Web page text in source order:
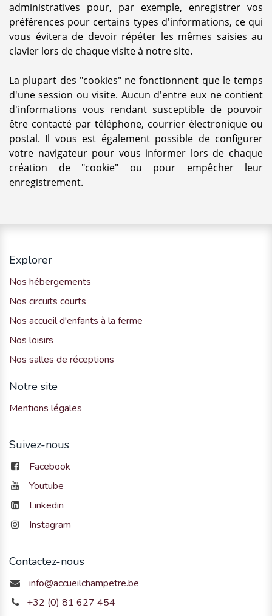
administratives pour, par exemple, enregistrer vos
préférences pour certains types d'informations, ce qui
vous évitera de devoir répéter les mêmes saisies au
clavier lors de chaque visite à notre site.
La plupart des "cookies" ne fonctionnent que le temps
d'une session ou visite. Aucun d'entre eux ne contient
d'informations vous rendant susceptible de pouvoir
être contacté par téléphone, courrier électronique ou
postal. Il vous est également possible de configurer
votre navigateur pour vous informer lors de chaque
création de "cookie" ou pour empêcher leur
enregistrement.
Explorer
Nos hébergements
Nos circuits courts
Nos accueil d'enfants à la ferme
Nos loisirs
Nos salles de réceptions
Notre site
Mentions légales
Suivez-nous
Facebook
Youtube
Linkedin
Instagram
Contactez-nous
info@accueilchampetre.be
+32 (0) 81 627 454